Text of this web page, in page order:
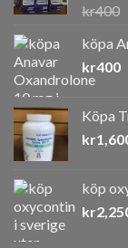
kr400
köpa
kr400
Köpa
kr
köp
kr